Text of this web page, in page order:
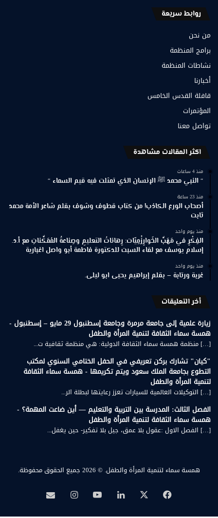
روابط سريعة
من نحن
برامج المنظمة
نشاطات المنظمة
أخبارنا
قافلة القدس الخامس
المؤتمرات
تواصل معنا
اكثر المقالات مشاهدة
منذ 4 ساعات
“ النبي محمد ﷺ الإنسان الذي تمثلت فيه قيم السماء “
منذ 23 ساعة
أصحاب الورع الكاذب! من كتاب قطوف وشوف بقلم شاعر الأمة محمد
ثابت
منذ يوم واحد
الفِكْرِ في مَهَبِّ الخَوارِزْمِيّات: رِهاناتُ التعليمِ وصِناعةُ المُمَكِّناتِ مع أ.د.
إسلام يوسف مع لقاء السبت للدكتورة فاطمة أبو واصل اغبارية
منذ يوم واحد
غربة ورتابة – بقلم إبراهيم يحيى ابو ليلى.
أخر التعليقات
زيارة علمية إلى جامعة مرمرة وجامعة إسطنبول 29 مايو – إسطنبول -
همسة سماء الثقافة لتنمية المرأة والطفل
[…] منظمة همسة سماء الثقافة الدولية: هي منظمة ثقافية ت...
"كيان" تشارك بركن تعريفي في الحفل الختامي السنوي لمكتب
التطوع بجامعة الملك سعود ويتم تكريمها - همسة سماء الثقافة
لتنمية المرأة والطفل
[…] التوكيلات العالمية للسيارات تعزز رعايتها لبطلة الر...
الفصل الثالث: المدرسة بين التربية والتعليم — أين ضاعت المهمة؟ -
همسة سماء الثقافة لتنمية المرأة والطفل
[…] الفصل الاول :عقول بلا عمق، جيل بلا تفكير- حين يغفل...
همسة سماء لتنمية المرأة والطفل. © 2026 جميع الحقوق محفوظة.
فيسبوك لينكدإن‫YouTubeانستقرامبريد